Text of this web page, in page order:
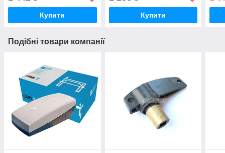
Купити Купити
Подібні товари компанії